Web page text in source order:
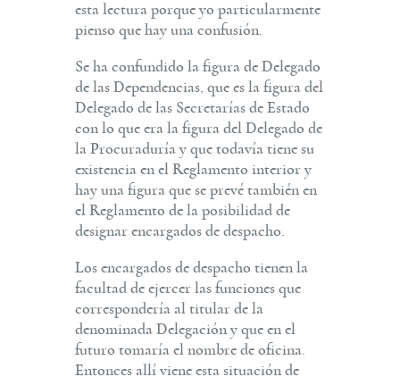
esta lectura porque yo particularmente
pienso que hay una confusión.
Se ha confundido la figura de Delegado
de las Dependencias, que es la figura del
Delegado de las Secretarías de Estado
con lo que era la figura del Delegado de
la Procuraduría y que todavía tiene su
existencia en el Reglamento interior y
hay una figura que se prevé también en
el Reglamento de la posibilidad de
designar encargados de despacho.
Los encargados de despacho tienen la
facultad de ejercer las funciones que
correspondería al titular de la
denominada Delegación y que en el
futuro tomaría el nombre de oficina.
Entonces allí viene esta situación de